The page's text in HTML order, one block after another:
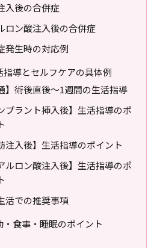
入後の合併症
ロン酸注入後の合併症
発生時の対応例
指導とセルフケアの具体例
】術後直後〜1週間の生活指導
プラント挿入後】生活指導のポ
注入後】生活指導のポイント
ルロン酸注入後】生活指導のポ
活での推奨事項
・食事・睡眠のポイント